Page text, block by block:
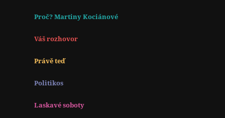
Proč? Martiny Kociánové
Váš rozhovor
Právě teď
Politikos
Laskavé soboty